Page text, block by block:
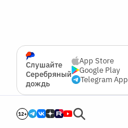
Слушайте
Серебряный
дождь
App Store
Google Play
Telegram App
12+